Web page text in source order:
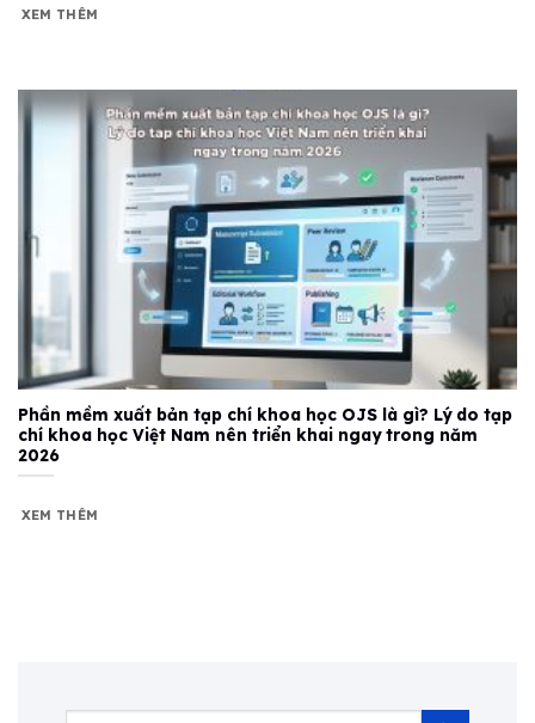
XEM THÊM
Phần mềm xuất bản tạp chí khoa học OJS là gì? Lý do tạp
chí khoa học Việt Nam nên triển khai ngay trong năm
2026
XEM THÊM